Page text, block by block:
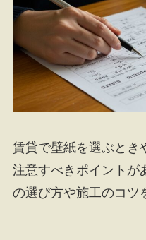
賃貸で壁紙を選ぶとき
注意すべきポイントが
の選び方や施工のコツ